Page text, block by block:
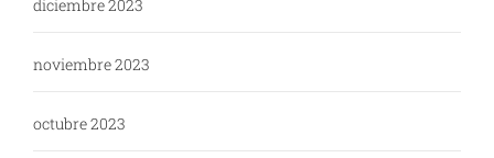
diciembre 2023
noviembre 2023
octubre 2023